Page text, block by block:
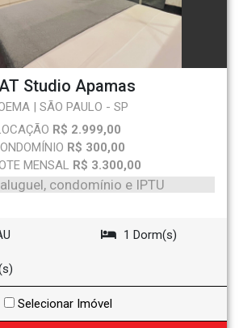
Studio Apamas
| SÃO PAULO - SP
R$ 2.999,00
R$ 300,00
MENSAL R$ 3.300,00
condomínio e IPTU
1 Dorm(s)
Selecionar Imóvel